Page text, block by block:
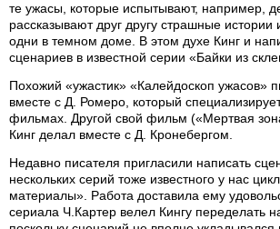
те ужасы, которые испытывают, например,
рассказывают друг другу страшные истории
одни в темном доме. В этом духе Кинг и
сценариев в известной серии «Байки из
Похожий «ужастик» «Калейдоскоп ужасов»
вместе с Д. Ромеро, который
фильмах. Другой свой фильм («Мертвая
Кинг делал вместе с Д. Кронебергом.
Недавно писателя пригласили написать
нескольких серий тоже известного у нас
материалы». Работа доставила ему
сериала Ч.Картер велел Кингу переделать